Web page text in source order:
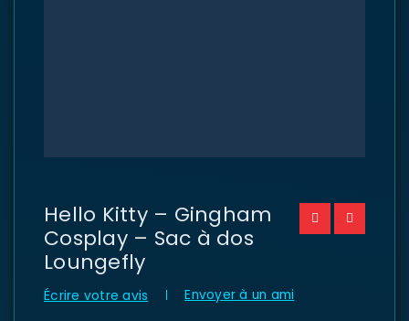
Hello Kitty – Gingham
Cosplay – Sac à dos
Loungefly
Écrire votre avis Envoyer à un ami